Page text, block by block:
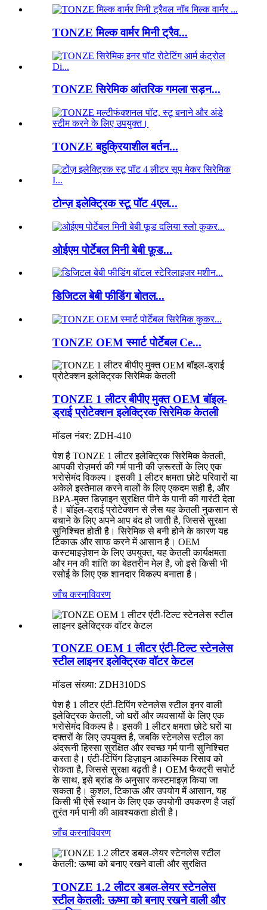
TONZE मिल्क वार्मर मिनी ट्रैव...
TONZE सिरेमिक आंतरिक गमला सड़न...
TONZE बहुक्रियाशील बर्तन...
टोन्ज़ इलेक्ट्रिक स्टू पॉट 4एल...
ओईएम पोर्टेबल मिनी बेबी फ़ूड...
डिजिटल बेबी फीडिंग बोतल...
TONZE OEM स्मार्ट पोर्टेबल Ce...
TONZE 1 लीटर बीपीए मुक्त OEM बॉइल-
ड्राई प्रोटेक्शन इलेक्ट्रिक सिरेमिक केतली
मॉडल नंबर: ZDH-410
पेश है TONZE 1 लीटर इलेक्ट्रिक सिरेमिक केतली,
आपकी रोज़मर्रा की गर्म पानी की ज़रूरतों के लिए एक
भरोसेमंद विकल्प। इसकी 1 लीटर क्षमता छोटे परिवारों या
अकेले इस्तेमाल करने वालों के लिए एकदम सही है, और
BPA-मुक्त डिज़ाइन सुरक्षित पीने के पानी की गारंटी देता
है। बॉइल-ड्राई प्रोटेक्शन से लैस यह केतली नुकसान से
बचाने के लिए अपने आप बंद हो जाती है, जिससे सुरक्षा
सुनिश्चित होती है। सिरेमिक से बनी होने के कारण यह
टिकाऊ और साफ करने में आसान है। OEM
कस्टमाइज़ेशन के लिए उपयुक्त, यह केतली कार्यक्षमता
और मन की शांति का बेहतरीन मेल है, जो इसे किसी भी
रसोई के लिए एक शानदार विकल्प बनाता है।
जाँच करनाविवरण
TONZE OEM 1 लीटर एंटी-टिल्ट स्टेनलेस
स्टील लाइनर इलेक्ट्रिक वॉटर केटल
मॉडल संख्या: ZDH310DS
पेश है 1 लीटर एंटी-टिपिंग स्टेनलेस स्टील इनर वाली
इलेक्ट्रिक केतली, जो घरों और व्यवसायों के लिए एक
भरोसेमंद विकल्प है। इसकी 1 लीटर क्षमता छोटे घरों या
दफ्तरों के लिए उपयुक्त है, जबकि स्टेनलेस स्टील का
अंदरूनी हिस्सा सुरक्षित और स्वच्छ गर्म पानी सुनिश्चित
करता है। एंटी-टिपिंग डिज़ाइन आकस्मिक रिसाव को
रोकता है, जिससे सुरक्षा बढ़ती है। OEM फैक्ट्री सपोर्ट
के साथ, इसे ब्रांड के अनुसार कस्टमाइज़ किया जा
सकता है। कुशल, टिकाऊ और उपयोग में आसान, यह
किसी भी ऐसे स्थान के लिए एक उपयोगी उपकरण है जहाँ
तुरंत गर्म पानी की आवश्यकता होती है।
जाँच करनाविवरण
TONZE 1.2 लीटर डबल-लेयर स्टेनलेस
स्टील केतली: ऊष्मा को बनाए रखने वाली और